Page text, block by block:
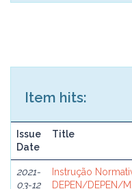
Item hits:
Issue
Date
Title
2021-
03-12
Instrução
DEPEN/DEPEN/